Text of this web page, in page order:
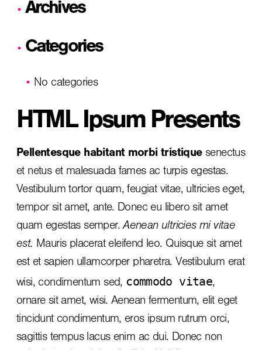
Archives
Categories
No categories
HTML Ipsum Presents
Pellentesque habitant morbi tristiquesenectus
et netus et malesuada fames ac turpis egestas.
Vestibulum tortor quam, feugiat vitae, ultricies eget,
tempor sit amet, ante. Donec eu libero sit amet
quam egestas semper.Aenean ultricies mi vitae
est. Mauris placerat eleifend leo. Quisque sit amet
est et sapien ullamcorper pharetra. Vestibulum erat
wisi, condimentum sed, commodo vitae,
ornare sit amet, wisi. Aenean fermentum, elit eget
tincidunt condimentum, eros ipsum rutrum orci,
sagittis tempus lacus enim ac dui. Donec non